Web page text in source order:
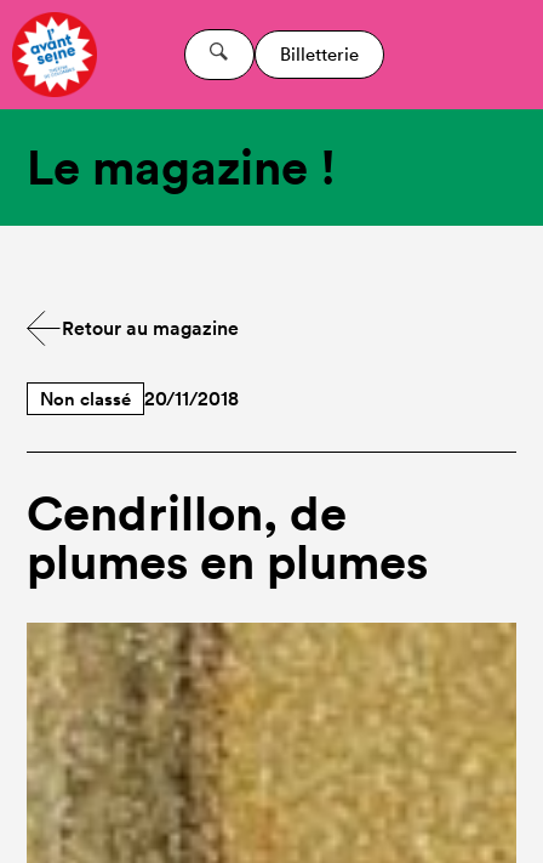
Billetterie
Le magazine !
Retour au magazine
Non classé 20/11/2018
Cendrillon, de
plumes en plumes